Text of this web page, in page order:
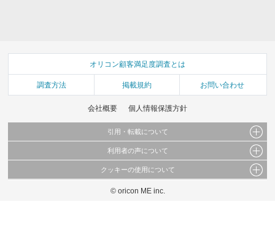
オリコン顧客満足度調査とは
調査方法 掲載規約 お問い合わせ
会社概要 個人情報保護方針
引用・転載について
当サイトで公開されている情報（文字、写真、イラスト、画像データ等）及びこれらの配
これらの情報を権利者の許可なく無断転載・複製などの二次利用を行うことは固く禁じて
利用者の声について
当サイトに掲載している内容はすべてサービスの利用者が提出された見解・感想です。
弊社の見解・ 意見ではないことをご理解いただいた上でご覧ください。
クッキーの使用について
このサイトでは Cookie を使用して、ユーザーに合わせたコンテンツや広告の表示、ソー
© oricon ME inc.